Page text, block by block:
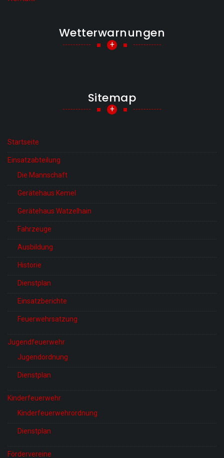
Wetterwarnungen
+
Sitemap
+
Startseite
Einsatzabteilung
Die Mannschaft
Gerätehaus Kemel
Gerätehaus Watzelhain
Fahrzeuge
Ausbildung
Historie
Dienstplan
Einsatzberichte
Feuerwehrsatzung
Jugendfeuerwehr
Jugendordnung
Dienstplan
Kinderfeuerwehr
Kinderfeuerwehrordnung
Dienstplan
Fördervereine